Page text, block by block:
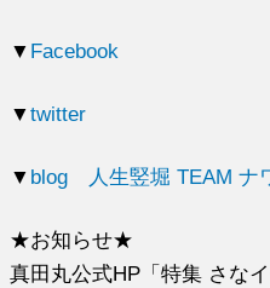
▼ Facebook
▼twitter
▼ blog 人生竪堀 TEAM ナ
★お知らせ★
真田丸公式HP「特集 さな